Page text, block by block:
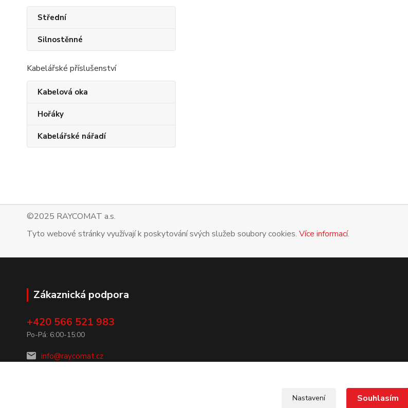
Střední
Silnostěnné
Kabelářské příslušenství
Kabelová oka
Hořáky
Kabelářské nářadí
©2025 RAYCOMAT a.s.
Tyto webové stránky využívají k poskytování svých služeb soubory cookies. Více informací.
Zákaznická podpora
+420 566 521 983
Po-Pá: 6:00-15:00
info@raycomat.cz
Nastavení Souhlasím